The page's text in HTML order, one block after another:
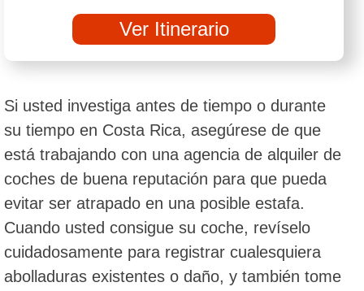
Ver Itinerario
Si usted investiga antes de tiempo o durante
su tiempo en Costa Rica, asegúrese de que
está trabajando con una agencia de alquiler de
coches de buena reputación para que pueda
evitar ser atrapado en una posible estafa.
Cuando usted consigue su coche, revíselo
cuidadosamente para registrar cualesquiera
abolladuras existentes o daño, y también tome